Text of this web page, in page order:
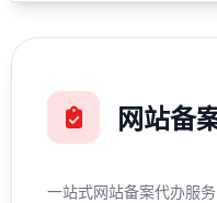
网站备
一站式网站备案代办服